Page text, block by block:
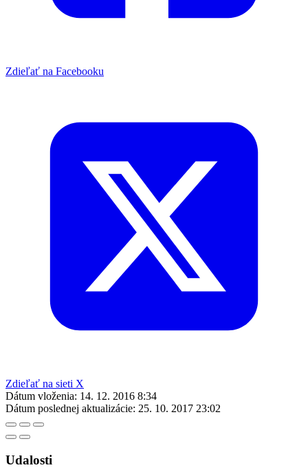
Zdieľať na Facebooku
Zdieľať na sieti X
Dátum vloženia: 14. 12. 2016 8:34
Dátum poslednej aktualizácie: 25. 10. 2017 23:02
Udalosti